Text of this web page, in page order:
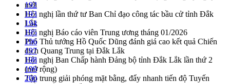
mới
Hội nghị lần thứ tư Ban Chỉ đạo công tác bầu cử tỉnh Đắk
Lắk
Hội nghị Báo cáo viên Trung ương tháng 01/2026
Phó Thủ tướng Hồ Quốc Dũng đánh giá cao kết quả Chiến
dịch Quang Trung tại Đắk Lắk
Hội nghị Ban Chấp hành Đảng bộ tỉnh Đắk Lắk lần thứ 2
(mở rộng)
Tập trung giải phóng mặt bằng, đẩy nhanh tiến độ Tuyến
192
193
194
195
196
197
198
199
200